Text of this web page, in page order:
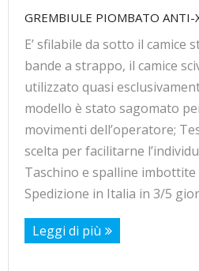
GREMBIULE PIOMBATO ANTI-
E’ sfilabile da sotto il camice
bande a strappo, il camice
utilizzato quasi
modello è stato sagomato
movimenti dell’operatore;
scelta per facilitarne
Taschino e spalline imbottite
Spedizione in Italia in 3/5
Leggi di più